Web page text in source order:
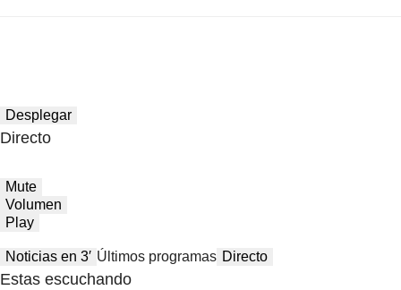
Desplegar
Directo
Mute
Volumen
Play
Noticias en 3′ Últimos programas Directo
Estas escuchando